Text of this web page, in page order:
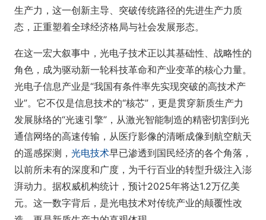
生产力，这一创新主导、突破传统路径的先进生产力质
态，正重塑着全球经济格局与社会发展形态。
在这一宏大叙事中，光电子技术正以其基础性、战略性的
角色，成为驱动新一轮科技革命和产业变革的核心力量。
光电子信息产业是“我国有条件率先实现突破的高技术产
业”。它不仅是信息技术的“核芯”，更是贯穿新质生产力
发展脉络的“光速引擎”，从激光智能制造的精密切割到光
通信网络的高速传输，从医疗影像的清晰成像到航空航天
的遥感探测， 光电技术早已渗透到国民经济的各个角落，
以前所未有的深度和广度，为千行百业的转型升级注入澎
湃动力。据权威机构统计，预计2025年将达1.2万亿美
元。这一数字背后，是光电技术对传统产业的颠覆性改